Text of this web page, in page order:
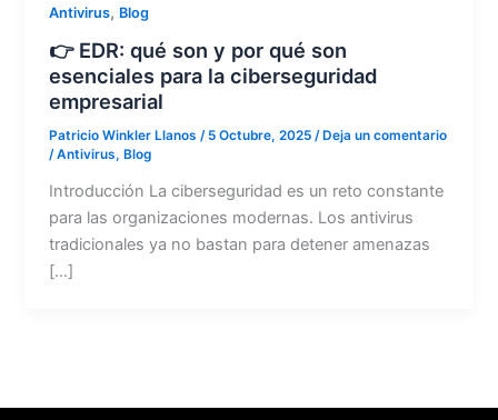
Antivirus, Blog
👉 EDR: qué son y por qué son
esenciales para la ciberseguridad
empresarial
Patricio Winkler Llanos/ 5 Octubre, 2025/ Deja un comentario
/Antivirus, Blog
Introducción La ciberseguridad es un reto constante
para las organizaciones modernas. Los antivirus
tradicionales ya no bastan para detener amenazas
[…]